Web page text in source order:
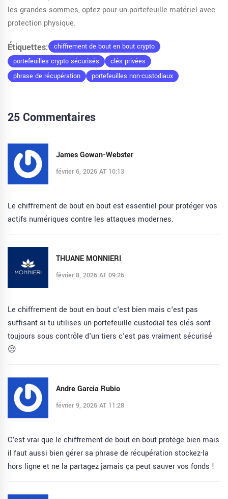
les grandes sommes, optez pour un portefeuille matériel avec
protection physique.
Étiquettes:
chiffrement de bout en bout crypto
portefeuilles crypto sécurisés
clés privées
phrase de récupération
portefeuilles non-custodiaux
25 Commentaires
James Gowan-Webster
février 6, 2026 AT 10:13
Le chiffrement de bout en bout est essentiel pour protéger vos
actifs numériques contre les attaques modernes.
THUANE MONNIERI
février 8, 2026 AT 09:26
Le chiffrement de bout en bout c'est bien mais c'est pas
suffisant si tu utilises un portefeuille custodial tes clés sont
toujours sous contrôle d'un tiers c'est pas vraiment sécurisé
😒
Andre Garcia Rubio
février 9, 2026 AT 11:28
C'est vrai que le chiffrement de bout en bout protège bien mais
il faut aussi bien gérer sa phrase de récupération stockez-la
hors ligne et ne la partagez jamais ça peut sauver vos fonds !